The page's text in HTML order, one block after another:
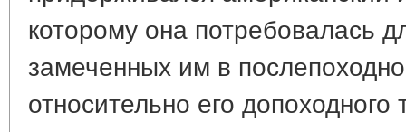
которому она потребовалась
замеченных им в
относительно его допоходного